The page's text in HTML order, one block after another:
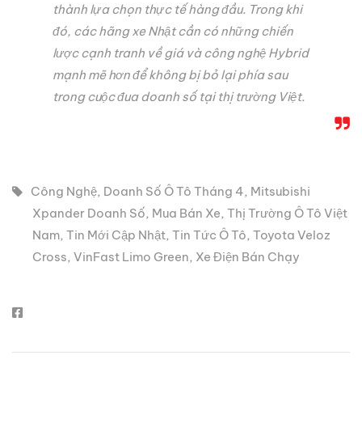
thành lựa chọn thực tế hàng đầu. Trong khi
đó, các hãng xe Nhật cần có những chiến
lược cạnh tranh về giá và công nghệ Hybrid
mạnh mẽ hơn để không bị bỏ lại phía sau
trong cuộc đua doanh số tại thị trường Việt.
Công Nghệ, Doanh Số Ô Tô Tháng 4, Mitsubishi
Xpander Doanh Số, Mua Bán Xe, Thị Trường Ô Tô Việt
Nam, Tin Mới Cập Nhật, Tin Tức Ô Tô, Toyota Veloz
Cross, VinFast Limo Green, Xe Điện Bán Chạy